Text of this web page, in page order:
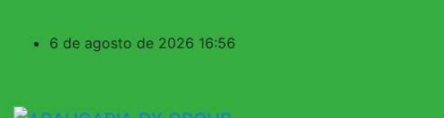
6 de agosto de 2026 16:56